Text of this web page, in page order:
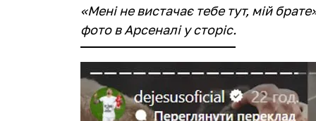
«Мені не вистачає тебе тут, мій
фото в Арсеналі у сторіс.